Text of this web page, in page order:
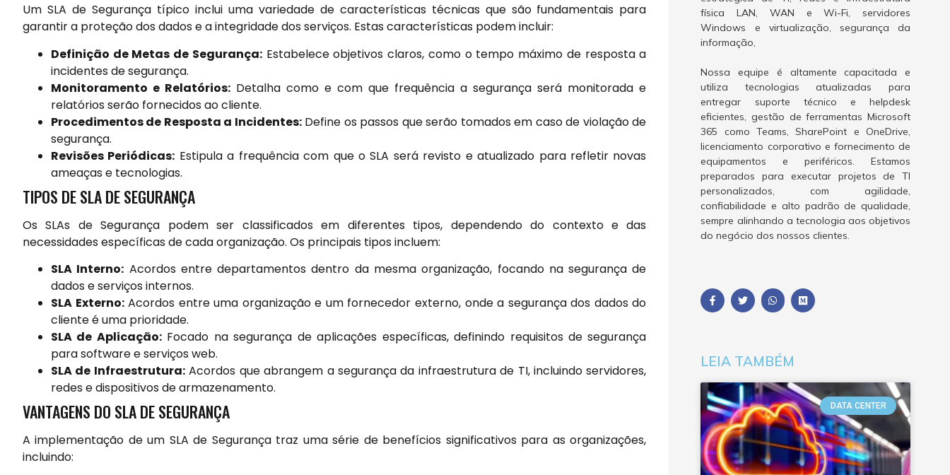
Um SLA de Segurança típico inclui uma variedade de características técnicas que são fundamentais para
garantir a proteção dos dados e a integridade dos serviços. Estas características podem incluir:
Definição de Metas de Segurança:Estabelece objetivos claros, como o tempo máximo de resposta a
incidentes de segurança.
Monitoramento e Relatórios: Detalha como e com que frequência a segurança será monitorada e
relatórios serão fornecidos ao cliente.
Procedimentos de Resposta a Incidentes:Define os passos que serão tomados em caso de violação de
segurança.
Revisões Periódicas: Estipula a frequência com que o SLA será revisto e atualizado para refletir novas
ameaças e tecnologias.
TIPOS DE SLA DE SEGURANÇA
Os SLAs de Segurança podem ser classificados em diferentes tipos, dependendo do contexto e das
necessidades específicas de cada organização. Os principais tipos incluem:
SLA Interno: Acordos entre departamentos dentro da mesma organização, focando na segurança de
dados e serviços internos.
SLA Externo:Acordos entre uma organização e um fornecedor externo, onde a segurança dos dados do
cliente é uma prioridade.
SLA de Aplicação:Focado na segurança de aplicações específicas, definindo requisitos de segurança
para software e serviços web.
SLA de Infraestrutura:Acordos que abrangem a segurança da infraestrutura de TI, incluindo servidores,
redes e dispositivos de armazenamento.
VANTAGENS DO SLA DE SEGURANÇA
A implementação de um SLA de Segurança traz uma série de benefícios significativos para as organizações,
incluindo:
física LAN, WAN e Wi-Fi, servidores
Windows e virtualização, segurança da
informação,
Nossa equipe é altamente capacitada e
utiliza tecnologias atualizadas para
entregar suporte técnico e helpdesk
eficientes, gestão de ferramentas Microsoft
365 como Teams, SharePoint e OneDrive,
licenciamento corporativo e fornecimento de
equipamentos e periféricos. Estamos
preparados para executar projetos de TI
personalizados, com agilidade,
confiabilidade e alto padrão de qualidade,
sempre alinhando a tecnologia aos objetivos
do negócio dos nossos clientes.
LEIA TAMBÉM
DATA CENTER